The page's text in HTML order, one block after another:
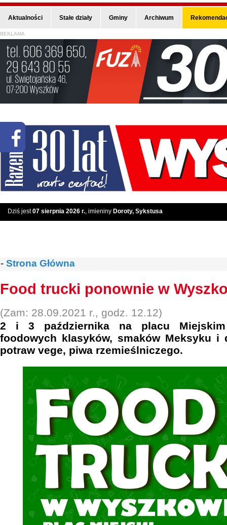
Aktualności Stałe działy Gminy Archiwum
REKLAMA
Dziś jest07 sierpnia 2026 r., imieniny Doroty, Sykstusa
- Strona Główna
Food trucki ponownie w
(Zam: 28.09.2021 r., godz. 12.12)
2 i 3 października na placu
foodowych klasyków, smaków Meksyku i
potraw vege, piwa rzemieślniczego.